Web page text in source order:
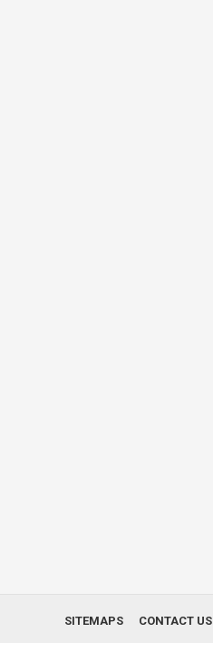
SITEMAPS CONTACT US